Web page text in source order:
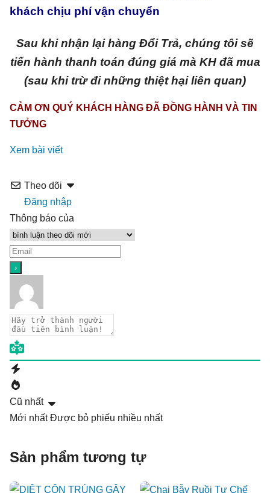
khách chịu phí vận chuyển
Sau khi nhận lại hàng Đổi Trả, chúng tôi sẽ
tiến hành thanh toán đúng giá mà KH đã mua
(sau khi trừ đi những thiệt hại liên quan)
CẢM ƠN QUÝ KHÁCH HÀNG ĐÃ ĐỒNG HÀNH VÀ TIN
TƯỞNG
Xem bài viết
Theo dõi
Đăng nhập
Thông báo của
Cũ nhất
Mới nhất Được bỏ phiếu nhiều nhất
Sản phẩm tương tự